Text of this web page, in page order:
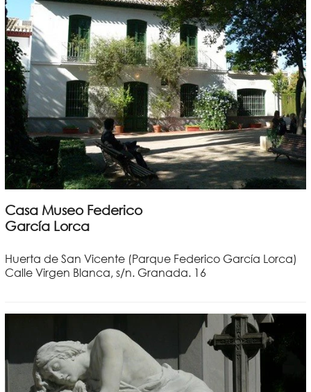
Casa Museo Federico
García Lorca
Huerta de San Vicente (Parque Federico García Lorca)
Calle Virgen Blanca, s/n. Granada. 16